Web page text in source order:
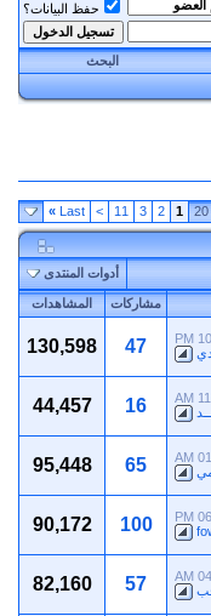
حفظ البيانات؟
البحث
1
2
3
11
>
Last
»
أدوات المنتدى
مشاركات المشاهدات
47
130,598
16
44,457
65
95,448
100
90,172
57
82,160